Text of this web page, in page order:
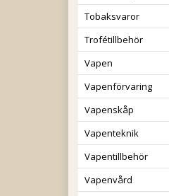
Tobaksvaror
Trofétillbehör
Vapen
Vapenförvaring
Vapenskåp
Vapenteknik
Vapentillbehör
Vapenvård